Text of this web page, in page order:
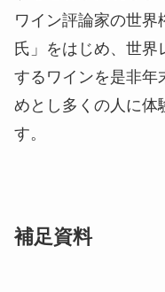
ワイン評論家の世界
氏」をはじめ、世
するワインを是非年
めとし多くの人に体
す。
補足資料